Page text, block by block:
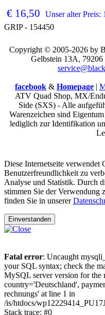
€ 16,50 Unser alter Preis:
GRIP - 154450
Copyright © 2005-2026 by
Gelbstein 13A,
facebook & Homepage |
ATV Quad Shop, MX/
Side (SXS) - Alle
Warenzeichen sind
lediglich zur Identifikation
Diese Internetseite verwendet
Benutzerfreundlichkeit zu
Analyse und Statistik. Durch
stimmen Sie der Verwendung
finden Sie in unserer
Einverstanden
Fatal error: Uncaught
your SQL syntax; check the
MySQL server version for the
country='Deutschland',
rechnungs' at line 1 in
/is/htdocs/
Stack trace: #0